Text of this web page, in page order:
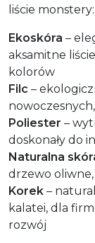
liście monstery:
Ekoskóra –
aksamitne
kolorów
Filc –
Poliester –
doskonały do
Naturalna
drzewo
Korek –
kalatei, dla
rozwój